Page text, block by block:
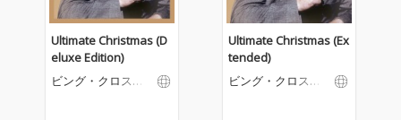
Ultimate Christmas (D
eluxe Edition)
ビング・クロスビ
Ultimate Christmas (Ex
tended)
ビング・クロスビ